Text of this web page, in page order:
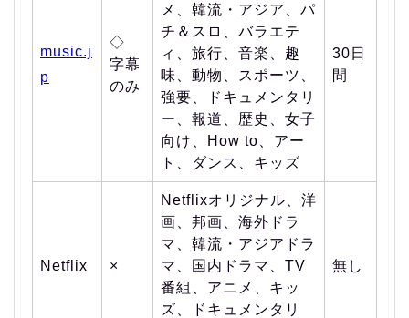
music.j
p
◇
字幕
のみ
メ、韓流・アジア、パ
チ＆スロ、バラエテ
ィ、旅行、音楽、趣
味、動物、スポーツ、
強要、ドキュメンタリ
ー、報道、歴史、女子
向け、How to、アー
ト、ダンス、キッズ
30日
間
Netflix ×
Netflixオリジナル、洋
画、邦画、海外ドラ
マ、韓流・アジアドラ
マ、国内ドラマ、TV
番組、アニメ、キッ
ズ、ドキュメンタリ
無し